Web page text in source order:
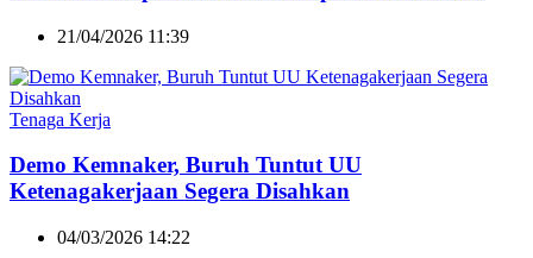
21/04/2026 11:39
Tenaga Kerja
Demo Kemnaker, Buruh Tuntut UU
Ketenagakerjaan Segera Disahkan
04/03/2026 14:22